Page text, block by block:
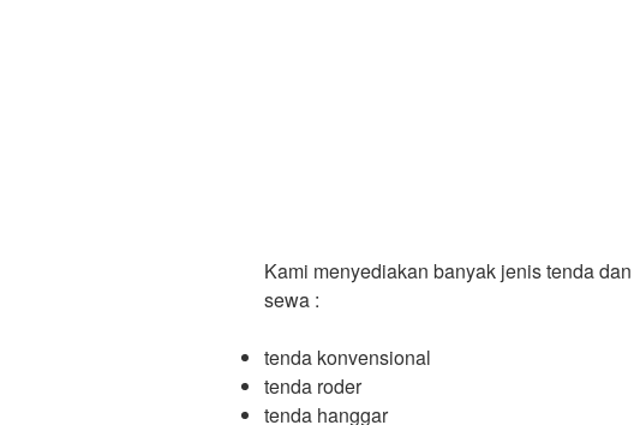
Kami menyediakan banyak jenis tenda
sewa :
tenda konvensional
tenda roder
tenda hanggar